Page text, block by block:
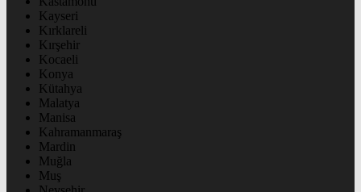
Kayseri
Kırklareli
Kırşehir
Kocaeli
Konya
Kütahya
Malatya
Manisa
Kahramanmaraş
Mardin
Muğla
Muş